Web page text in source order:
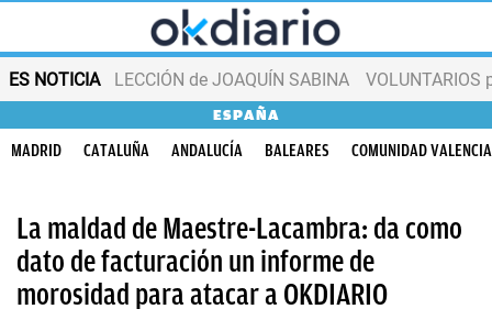
ES NOTICIA LECCIÓN de JOAQUÍN SABINA VOLUNTARIOS
ESPAÑA
MADRID CATALUÑA ANDALUCÍA BALEARES COMUNIDAD
La maldad de Maestre-Lacambra: da como
dato de facturación un informe de
morosidad para atacar a OKDIARIO